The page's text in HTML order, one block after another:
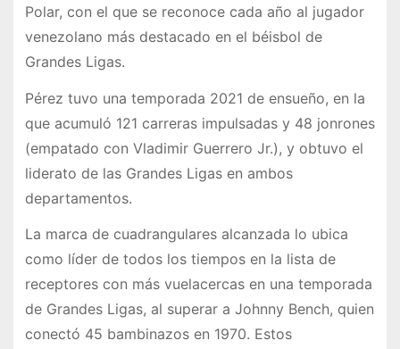
Polar, con el que se reconoce cada año al jugador
venezolano más destacado en el béisbol de
Grandes Ligas.
Pérez tuvo una temporada 2021 de ensueño, en la
que acumuló 121 carreras impulsadas y 48 jonrones
(empatado con Vladimir Guerrero Jr.), y obtuvo el
liderato de las Grandes Ligas en ambos
departamentos.
La marca de cuadrangulares alcanzada lo ubica
como líder de todos los tiempos en la lista de
receptores con más vuelacercas en una temporada
de Grandes Ligas, al superar a Johnny Bench, quien
conectó 45 bambinazos en 1970. Estos